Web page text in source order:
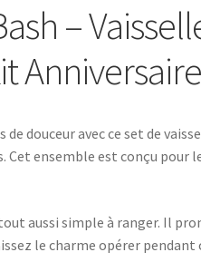
–
de douceur avec ce set de
ensemble est conçu pour
aussi simple à ranger. Il
le charme opérer